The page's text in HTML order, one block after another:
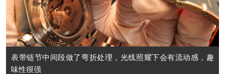
表带链节中间段做了弯折处理，光线照耀下会有流动感，趣
味性很强